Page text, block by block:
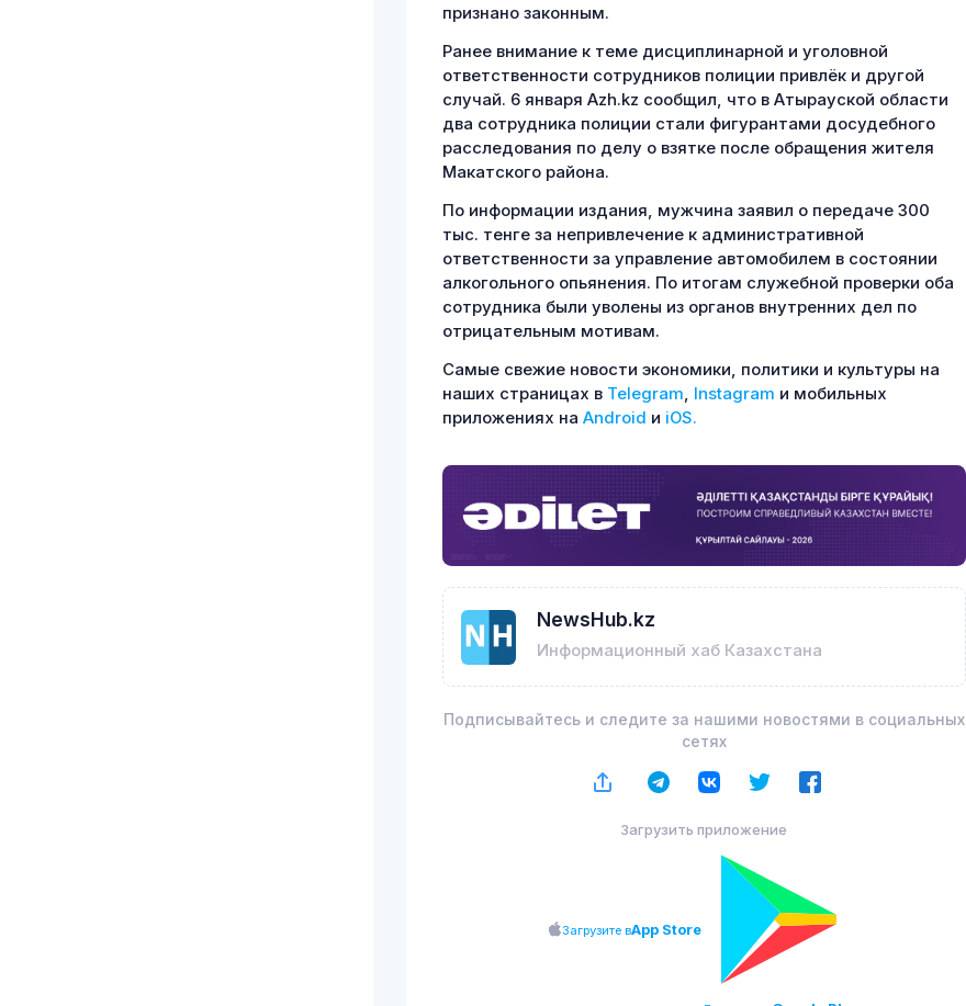
признано законным.
Ранее внимание к теме дисциплинарной и уголовной
ответственности сотрудников полиции привлёк и другой
случай. 6 января Azh.kz сообщил, что в Атырауской области
два сотрудника полиции стали фигурантами досудебного
расследования по делу о взятке после обращения жителя
Макатского района.
По информации издания, мужчина заявил о передаче 300
тыс. тенге за непривлечение к административной
ответственности за управление автомобилем в состоянии
алкогольного опьянения. По итогам служебной проверки оба
сотрудника были уволены из органов внутренних дел по
отрицательным мотивам.
Самые свежие новости экономики, политики и культуры на
наших страницах в Telegram Instagram и мобильных
приложениях на Android и iOS.
NewsHub.kz
Информационный хаб Казахстана
Подписывайтесь и следите за нашими новостями в социальных
сетях
Загрузить приложение
Загрузите вApp Store